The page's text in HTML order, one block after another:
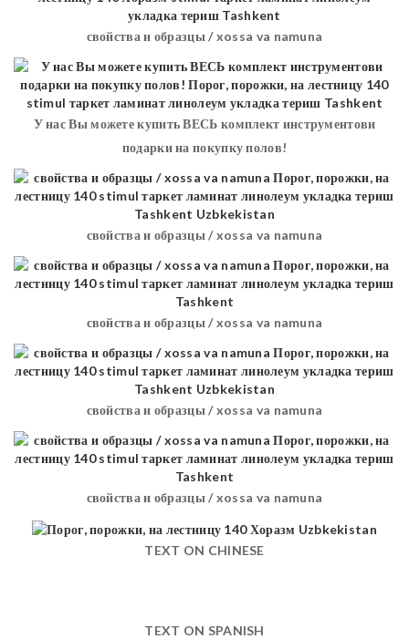
свойства и образцы / xossa va namuna
У нас Вы можете купить ВЕСЬ комплект инструментови
подарки на покупку полов!
свойства и образцы / xossa va namuna
свойства и образцы / xossa va namuna
свойства и образцы / xossa va namuna
свойства и образцы / xossa va namuna
TEXT ON CHINESE
TEXT ON SPANISH